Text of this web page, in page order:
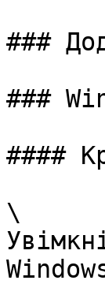
###
###
####
\